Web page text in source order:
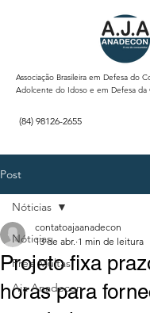
Associação Brasileira em Defesa do
Adolcente do Idoso e em Defesa da
(84) 98126-2655
Post
Nóticias
Free Multas
Aja Anadecon
Nóticias
Projeto fixa
horas para
contatoajaanadecon
13 de abr. 1 min de leitura